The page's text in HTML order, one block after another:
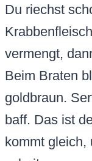
Du riechst
vermengt,
Beim Braten
goldbraun.
baff. Das ist
kommt